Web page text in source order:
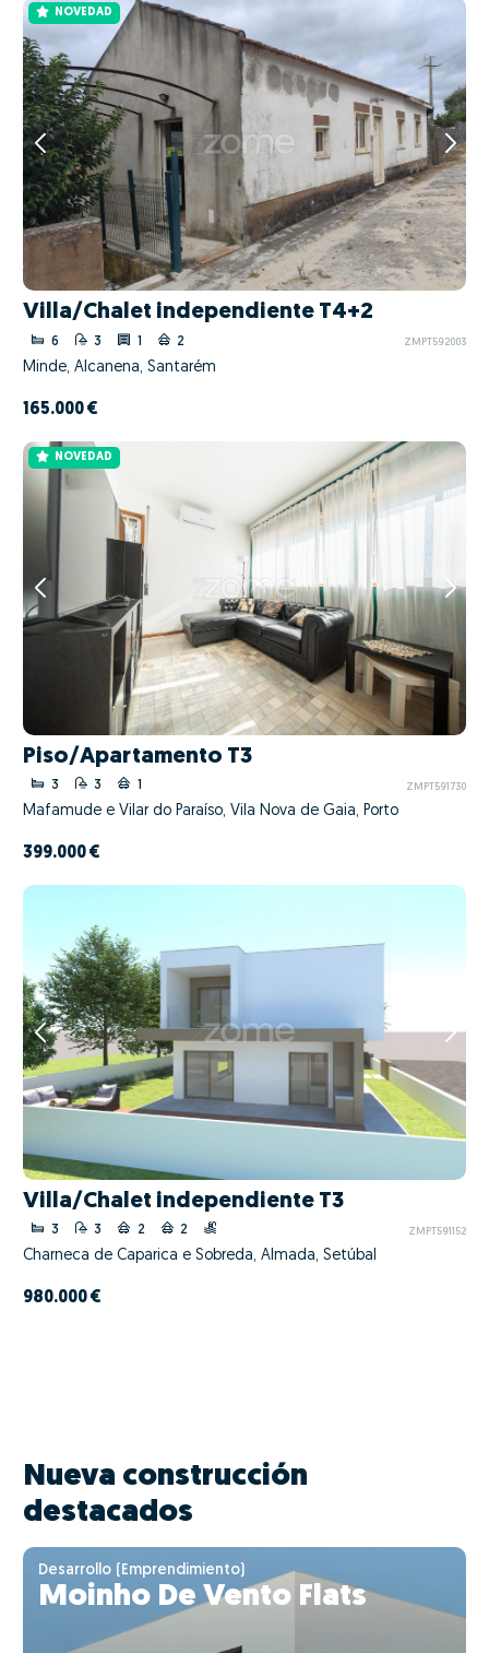
NOVEDAD
Villa/Chalet independiente T4+2
6 3 1 2 ZMPT592003
Minde, Alcanena, Santarém
165.000 €
NOVEDAD
Piso/Apartamento T3
3 3 1 ZMPT591730
Mafamude e Vilar do Paraíso, Vila Nova de Gaia, Porto
399.000 €
Villa/Chalet independiente T3
3 3 2 2 ZMPT591152
Charneca de Caparica e Sobreda, Almada, Setúbal
980.000 €
Nueva construcción
destacados
Desarrollo (Emprendimiento)
Moinho De Vento Flats